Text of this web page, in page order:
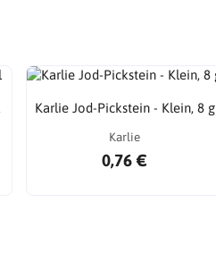
Karlie Jod-Pickstein - Klein, 8 g
Karlie
0,76 €